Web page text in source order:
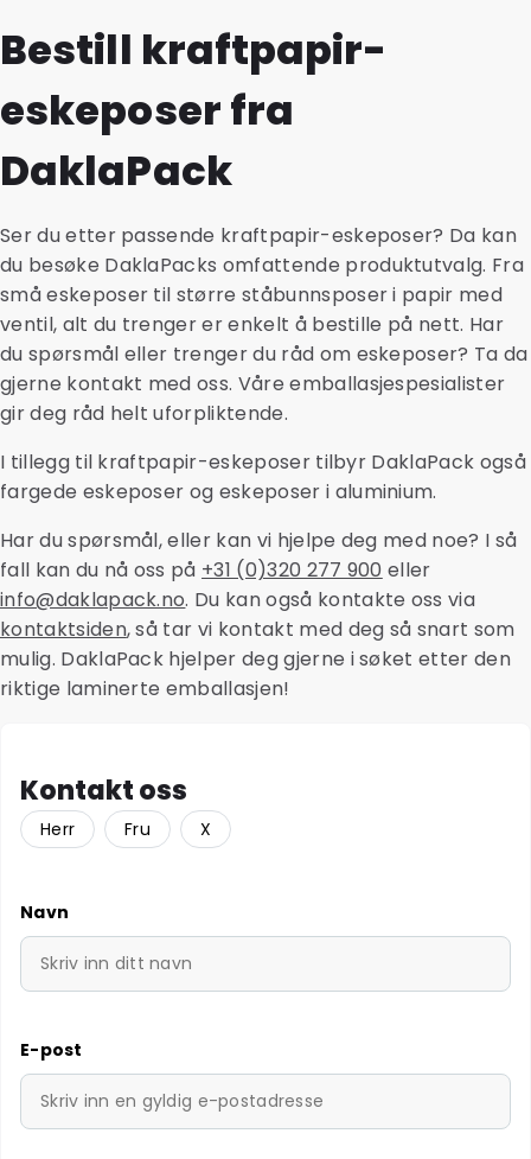
krever.
en forsegling og få montert en tut for dispensering av
væsker. En avrivbar topp og lynlåslukking kan legges
til for åpning og gjenlukking. En lynlåslukking er
funksjonell og sikrer at en bruker eller forbruker ikke
trenger å bruke produktet på én gang.
Bestill kraftpapir-
eskeposer fra
DaklaPack
Ser du etter passende kraftpapir-eskeposer? Da kan
du besøke DaklaPacks omfattende produktutvalg. Fra
små eskeposer til større ståbunnsposer i papir med
ventil, alt du trenger er enkelt å bestille på nett. Har
du spørsmål eller trenger du råd om eskeposer? Ta da
gjerne kontakt med oss. Våre emballasjespesialister
gir deg råd helt uforpliktende.
I tillegg til kraftpapir-eskeposer tilbyr DaklaPack også
fargede eskeposer og eskeposer i aluminium.
Har du spørsmål, eller kan vi hjelpe deg med noe? I så
fall kan du nå oss på +31 (0)320 277 900 eller
info@daklapack.no. Du kan også kontakte oss via
kontaktsiden, så tar vi kontakt med deg så snart som
mulig. DaklaPack hjelper deg gjerne i søket etter den
riktige laminerte emballasjen!
Kontakt oss
Herr Fru X
Navn
E-post